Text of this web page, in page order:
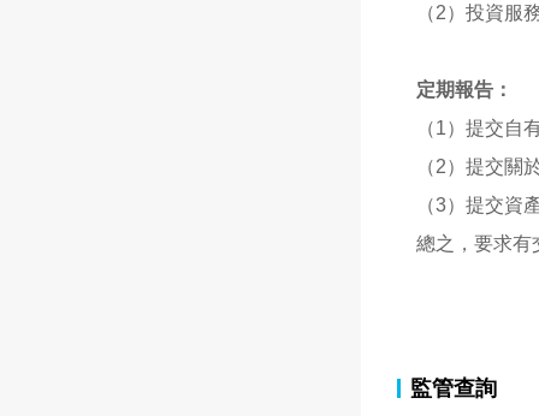
（2）投資服
定期報告：
（1）提交自
（2）提交關
（3）提交資
總之，要求有
監管查詢